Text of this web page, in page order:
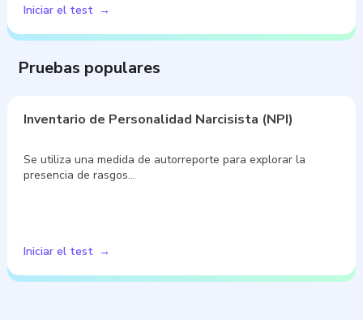
Iniciar el test
Pruebas populares
Inventario de Personalidad Narcisista (NPI)
Se utiliza una medida de autorreporte para explorar la
presencia de rasgos…
Iniciar el test